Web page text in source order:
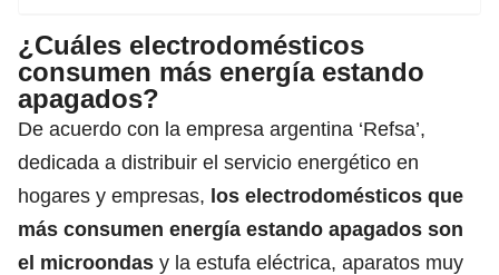
¿Cuáles electrodomésticos
consumen más energía estando
apagados?
De acuerdo con la empresa argentina ‘Refsa’,
dedicada a distribuir el servicio energético en
hogares y empresas, los electrodomésticos que
más consumen energía estando apagados son
el microondas y la estufa eléctrica, aparatos muy